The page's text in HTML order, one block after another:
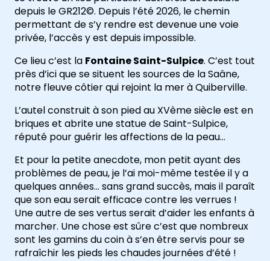
depuis le GR212©. Depuis l’été 2026, le chemin
permettant de s’y rendre est devenue une voie
privée, l’accès y est depuis impossible.
Ce lieu c’est la Fontaine Saint-Sulpice. C’est tout
près d’ici que se situent les sources de la Saâne,
notre fleuve côtier qui rejoint la mer à Quiberville.
L’autel construit à son pied au XVème siècle est en
briques et abrite une statue de Saint-Sulpice,
réputé pour guérir les affections de la peau…
Et pour la petite anecdote, mon petit ayant des
problèmes de peau, je l’ai moi-même testée il y a
quelques années… sans grand succès, mais il paraît
que son eau serait efficace contre les verrues !
Une autre de ses vertus serait d’aider les enfants à
marcher. Une chose est sûre c’est que nombreux
sont les gamins du coin à s’en être servis pour se
rafraîchir les pieds les chaudes journées d’été !
L’info en +